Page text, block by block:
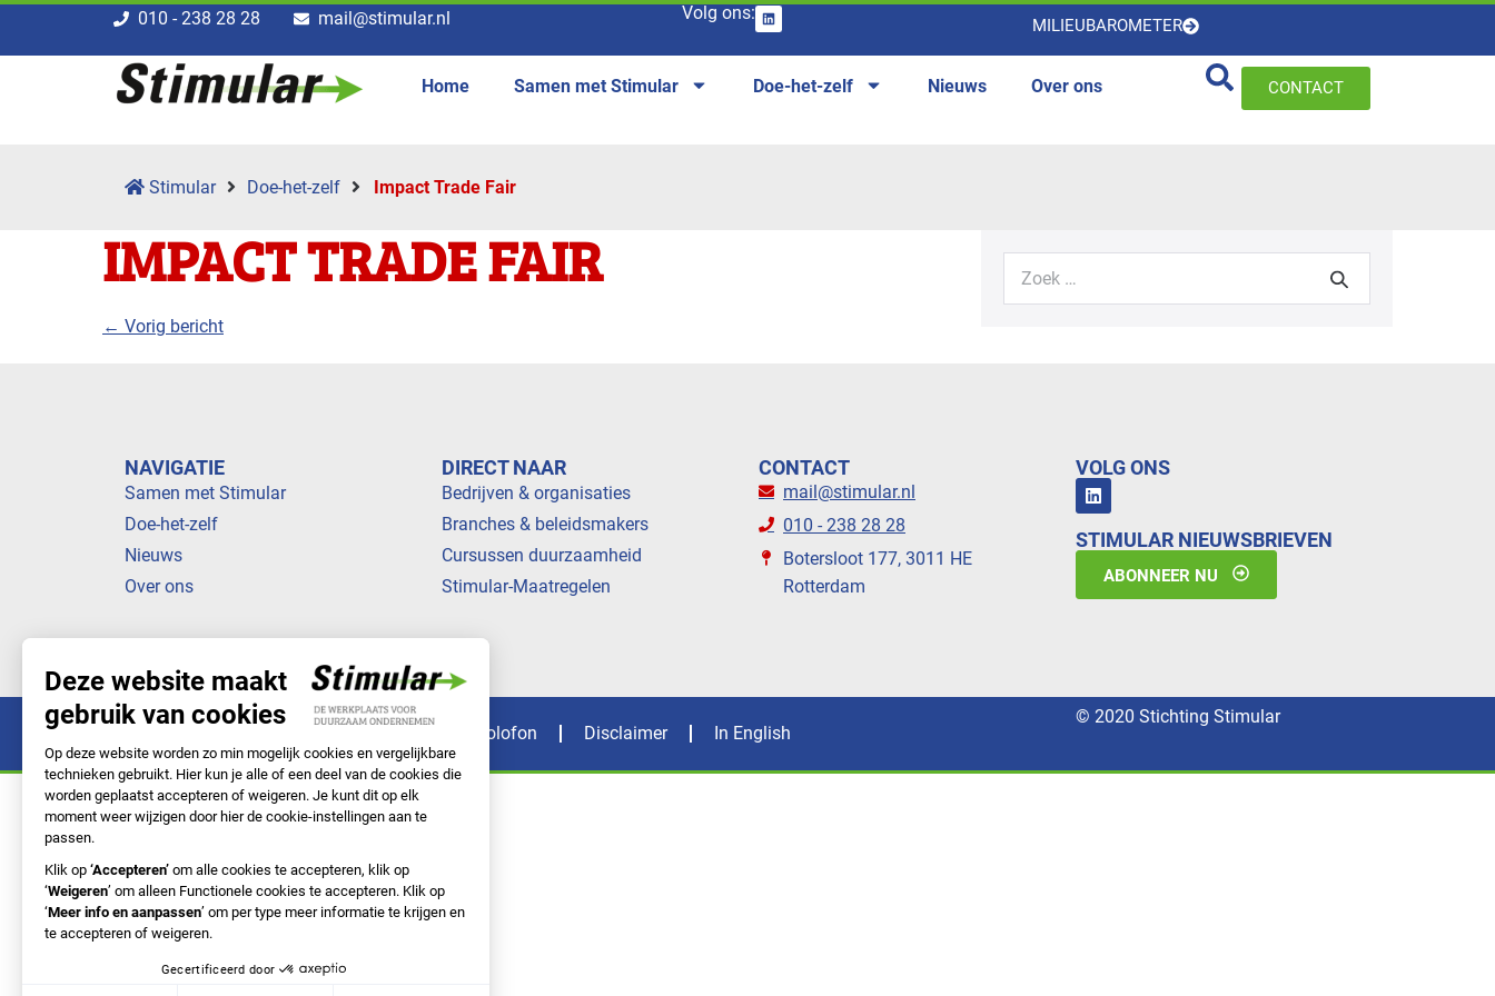
010 - 238 28 28 mail@stimular.nl Volg ons:
MILIEUBAROMETER
Home Samen met Stimular Doe-het-zelf Nieuws Over ons CONTACT
Stimular Doe-het-zelf Impact Trade Fair
IMPACT TRADE FAIR
← Vorig bericht
NAVIGATIE
Samen met Stimular
Doe-het-zelf
Nieuws
Over ons
DIRECT NAAR
Bedrijven & organisaties
Branches & beleidsmakers
Cursussen duurzaamheid
Stimular-Maatregelen
CONTACT
mail@stimular.nl
010 - 238 28 28
Botersloot 177, 3011 HE
Rotterdam
VOLG ONS
STIMULAR NIEUWSBRIEVEN
ABONNEER NU
Colofon Disclaimer In English
© 2020 Stichting Stimular